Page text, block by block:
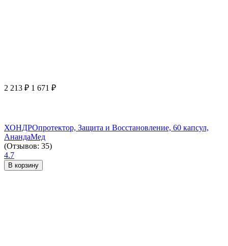
2 213 ₽ 1 671 ₽
ХОНДРОпротектор, Защита и Восстановление, 60 капсул,
АнандаМед
(Отзывов: 35)
4.7
В корзину